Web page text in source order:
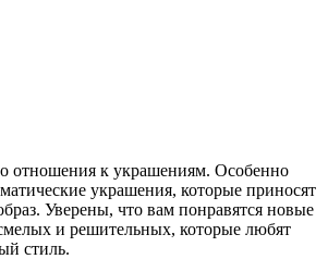
отношения к украшениям. Особенно
украшения, которые приносят
Уверены, что вам понравятся новые
и решительных, которые любят
стиль.